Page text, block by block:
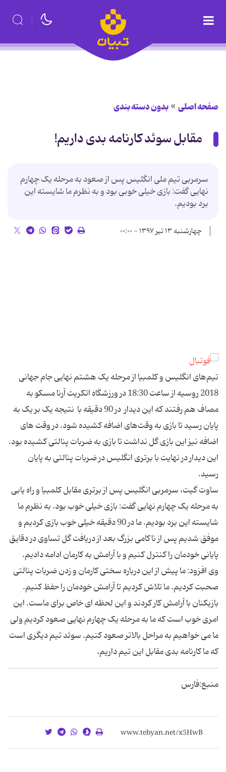
صفحه اصلی بدون دسته بندی
مقابل سوئد کارنامه بدی داریم!
سرمربی تیم ملی انگلیس پس از صعود به مرحله یک چهارم
نهایی گفت: بازی خیلی خوبی بود و به نظرم ما شایسته این
برد بودیم.
چهارشنبه ۱۳ تیر ۱۳۹۷ - ۰۰:۰۰
تیم‌های انگلیس و کلمبیا از مرحله یک هشتم نهایی جام جهانی
2018 روسیه از ساعت 18:30 در ورزشگاه اتکریت آرنا مسکو به
مصاف هم رفتند که این دیدار در 90 دقیقه با نتیجه یک بر یک به
پایان رسید تا بازی به وقت‌های اضافه کشیده شود. در وقت های
اضافه نیز این بازی گل نداشت تا بازی به ضربات پنالتی کشیده بود.
این دیدار در نهایت با برتری انگلیس در ضربات پنالتی به پایان
رسید.
ساوت گیت، سرمربی انگلیس پس از برتری مقابل کلمبیا و راه یابی
به مرحله یک چهارم نهایی گفت: بازی خیلی خوب بود. به نظرم ما
شایسته این برد بودیم. ما در 90 دقیقه خیلی خوب بازی کردیم و
موفق شدیم پس از ناکامی بزرگ بعد از دریافت گل تساوی در دقایق
پایانی خودمان را کنترل کنیم و با آرامش به کارمان ادامه دادیم.
وی افزود: ما پیش از این درباره سختی کارمان و زدن ضربات پنالتی
صحبت کردیم. ما تلاش کردیم تا آرامش خودمان را حفظ کنیم.
بازیکنان با آرامش کار کردند و این لحظه ای خاص برای ماست. این
امری خوب است که ما به مرحله یک چهارم نهایی صعود کردیم ولی
ما می خواهیم به مراحل بالاتر صعود کنیم. سوئد تیم دیگری است
که ما کارنامه بدی مقابل این تیم داریم.
منبع:فارس